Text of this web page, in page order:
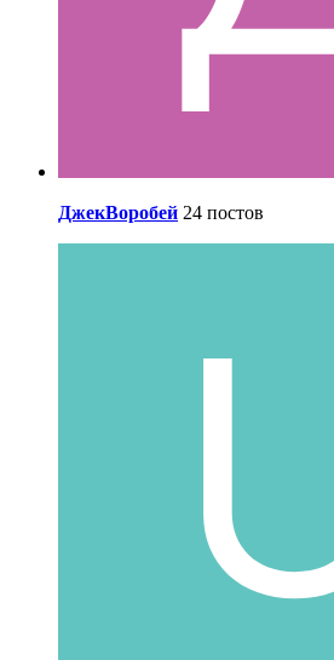
ДжекВоробей 24 постов